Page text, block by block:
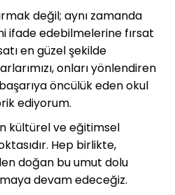
değil; aynı zamanda
ifade edebilmelerine fırsat
en güzel şekilde
onları yönlendiren
öncülük eden okul
ediyorum.
kültürel ve eğitimsel
Hep birlikte,
doğan bu umut dolu
devam edeceğiz.